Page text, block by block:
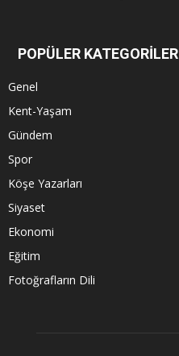
POPÜLER KATEGORİLER
Genel
Kent-Yaşam
Gündem
Spor
Köşe Yazarları
Siyaset
Ekonomi
Eğitim
Fotoğrafların Dili